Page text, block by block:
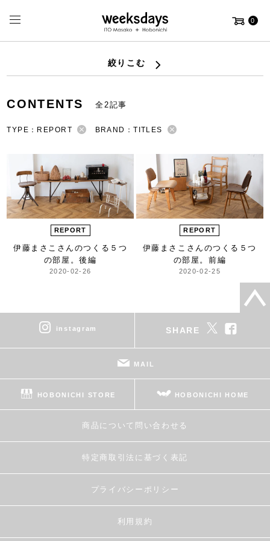
0
絞りこむ
CONTENTS 全2記事
TYPE：REPORT BRAND：TITLES
REPORT
伊藤まさこさんのつくる ５つ
の部屋。後編
2020-02-26
REPORT
伊藤まさこさんのつくる ５つ
の部屋。前編
2020-02-25
instagram SHARE
MAIL
HOBONICHI STORE HOBONICHI HOME
商品について問い合わせる
特定商取引法に基づく表記
プライバシーポリシー
利用規約